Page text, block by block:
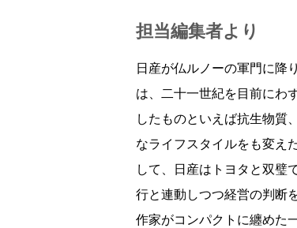
担当編集者より
日産が仏ルノーの軍門に降
は、二十一世紀を目前にわ
したものといえば抗生物質
なライフスタイルをも変え
して、日産はトヨタと双璧
行と連動しつつ経営の判断
作家がコンパクトに纏めた